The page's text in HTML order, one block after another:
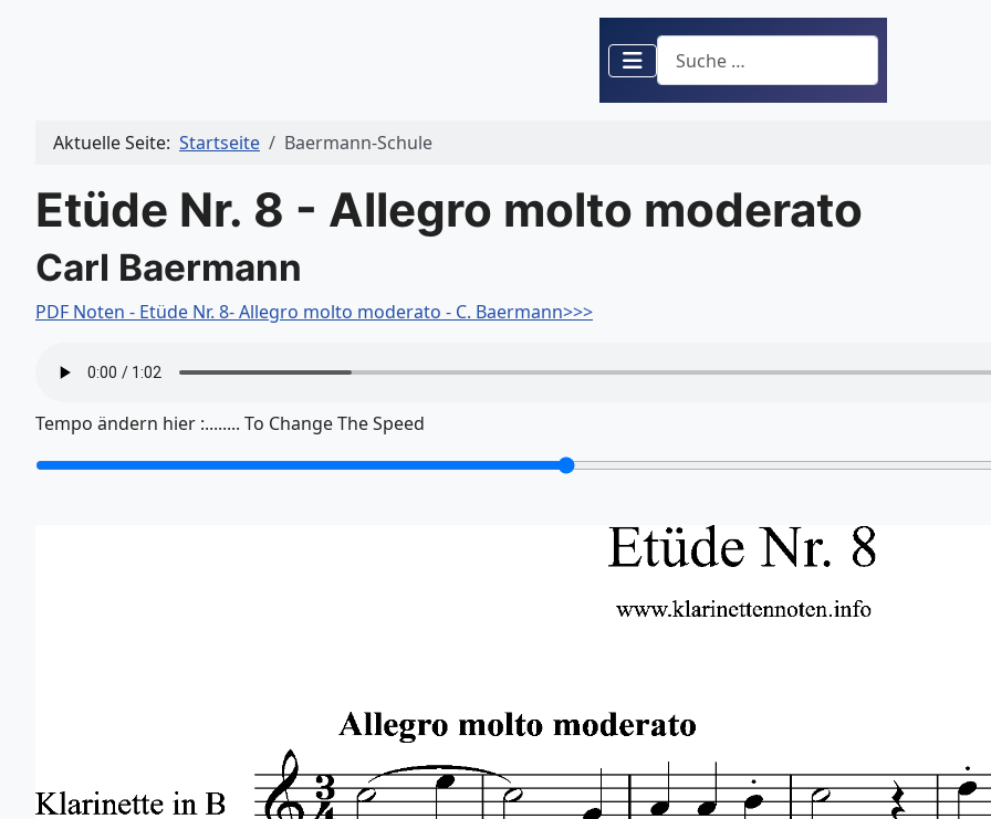
Suchen
Aktuelle Seite: Startseite Baermann-Schule
Etüde Nr. 8 - Allegro molto moderato
Carl Baermann
PDF Noten - Etüde Nr. 8- Allegro molto moderato - C. Baermann>>>
Tempo ändern hier :........ To Change The Speed